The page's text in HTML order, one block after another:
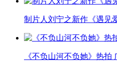
制片人刘宁之新作《遇见
《不负山河不负她》热拍